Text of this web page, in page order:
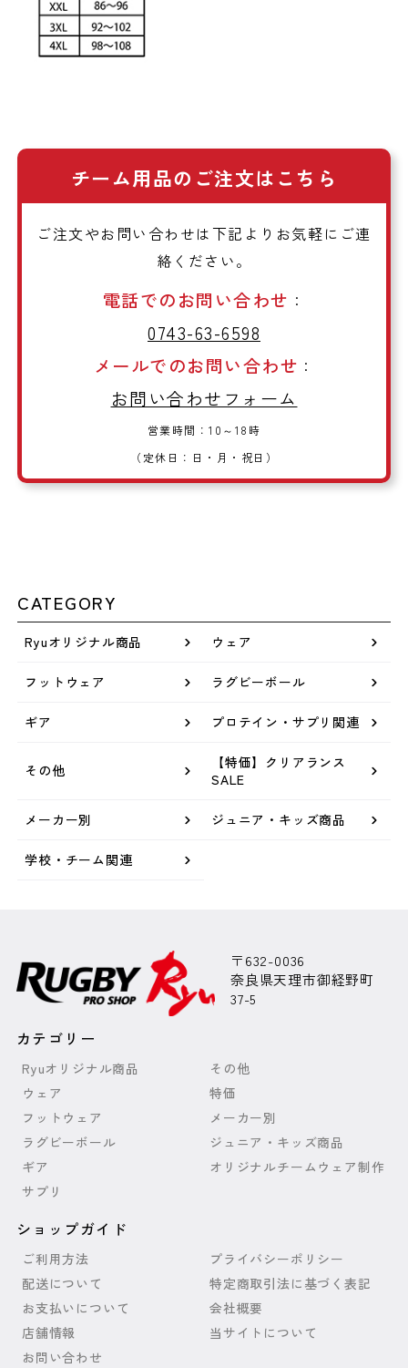
チーム用品のご注文はこちら
ご注文やお問い合わせは下記よりお気軽にご連
絡ください。
電話でのお問い合わせ ：
0743-63-6598
メールでのお問い合わせ ：
お問い合わせフォーム
営業時間：10～18時
（定休日：日・月・祝日）
CATEGORY
Ryuオリジナル商品 ウェア
フットウェア ラグビーボール
ギア プロテイン・サプリ関連
その他
【特価】クリアランス
SALE
メーカー別 ジュニア・キッズ商品
学校・チーム関連
〒632-0036
奈良県天理市御経野町
37-5
カテゴリー
Ryuオリジナル商品
ウェア
フットウェア
ラグビーボール
ギア
サプリ
その他
特価
メーカー別
ジュニア・キッズ商品
オリジナルチームウェア制作
ショップガイド
ご利用方法
配送について
お支払いについて
店舗情報
お問い合わせ
プライバシーポリシー
特定商取引法に基づく表記
会社概要
当サイトについて